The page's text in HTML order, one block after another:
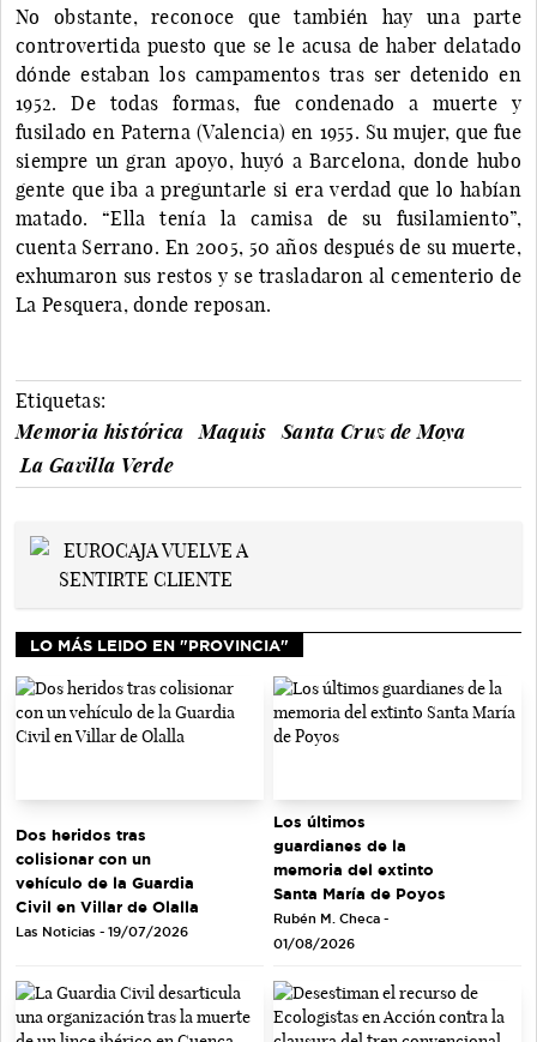
No obstante, reconoce que también hay una parte
controvertida puesto que se le acusa de haber delatado
dónde estaban los campamentos tras ser detenido en
1952. De todas formas, fue condenado a muerte y
fusilado en Paterna (Valencia) en 1955. Su mujer, que fue
siempre un gran apoyo, huyó a Barcelona, donde hubo
gente que iba a preguntarle si era verdad que lo habían
matado. “Ella tenía la camisa de su fusilamiento”,
cuenta Serrano. En 2005, 50 años después de su muerte,
exhumaron sus restos y se trasladaron al cementerio de
La Pesquera, donde reposan.
Etiquetas:
Memoria histórica
Maquis
Santa Cruz de Moya
La Gavilla Verde
LO MÁS LEIDO EN "PROVINCIA"
Dos heridos tras
colisionar con un
vehículo de la Guardia
Civil en Villar de Olalla
Las Noticias - 19/07/2026
Los últimos
guardianes de la
memoria del extinto
Santa María de Poyos
Rubén M. Checa -
01/08/2026